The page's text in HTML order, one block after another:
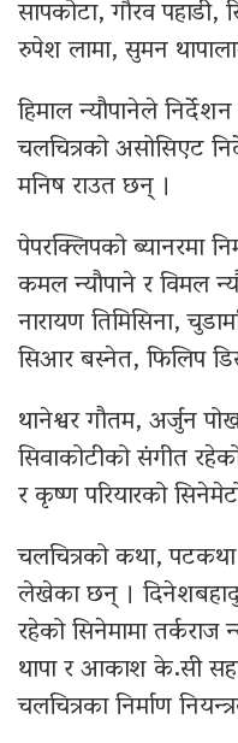
सापकोटा, गौरव पहाडी,
रुपेश लामा, सुमन
हिमाल न्यौपानेले
चलचित्रको असोसिएट
मनिष राउत छन् ।
पेपरक्लिपको ब्यानरमा
कमल न्यौपाने र विमल
नारायण तिमिसिना,
सिआर बस्नेत, फिलिप
थानेश्वर गौतम, अर्जुन
सिवाकोटीको संगीत
र कृष्ण परियारको
चलचित्रको कथा,
लेखेका छन् ।
रहेको सिनेमामा तर्कराज
थापा र आकाश के.सी
चलचित्रका निर्माण